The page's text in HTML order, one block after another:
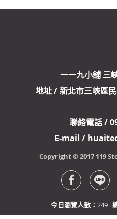
一一九小舖 三
地址 / 新北市三峽區
聯絡電話 /
E-mail /
Copyright © 2017 119
今日瀏覽人數： 249